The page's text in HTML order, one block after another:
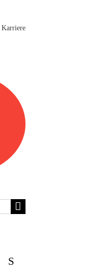
Karriere
S